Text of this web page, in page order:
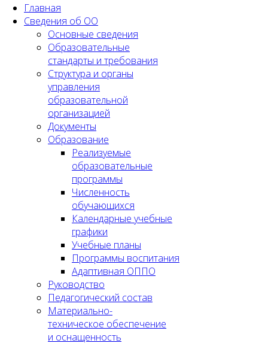
Главная
Сведения об ОО
Основные сведения
Образовательные
стандарты и требования
Структура и органы
управления
образовательной
организацией
Документы
Образование
Реализуемые
образовательные
программы
Численность
обучающихся
Календарные учебные
графики
Учебные планы
Программы воспитания
Адаптивная ОППО
Руководство
Педагогический состав
Материально-
техническое обеспечение
и оснащенность